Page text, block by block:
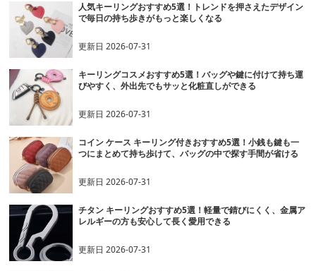
人気キーリングおすすめ5選！トレンドを押さえたデザイン
で毎日の持ち歩きがもっと楽しくなる
更新日2026-07-31
キーリングコスメおすすめ5選！バッグや鍵に付けて持ち運
びやすく、外出先でもサッと化粧直しができる
更新日2026-07-31
コイン ケース キーリング付きおすすめ5選！小銭も鍵も一
つにまとめて持ち歩けて、バッグの中で探す手間が省ける
更新日2026-07-31
チタン キーリングおすすめ5選！軽量で錆びにくく、金属ア
レルギーの方も安心して長く愛用できる
更新日2026-07-31